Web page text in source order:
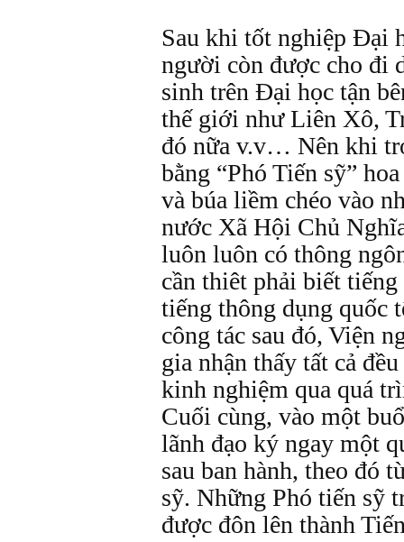
Sau khi tốt nghiệp Đại
người còn được cho đi
sinh trên Đại học tận
thế giới như Liên Xô,
đó nữa v.v… Nên khi
bằng “Phó Tiến sỹ”
và búa liềm chéo vào
nước Xã Hội Chủ
luôn luôn có thông
cần thiêt phải biết
tiếng thông dụng quốc
công tác sau đó, Viện
gia nhận thấy tất cả
kinh nghiệm qua quá
Cuối cùng, vào một
lãnh đạo ký ngay một
sau ban hành, theo đó
sỹ. Những Phó tiến sỹ
được đôn lên thành